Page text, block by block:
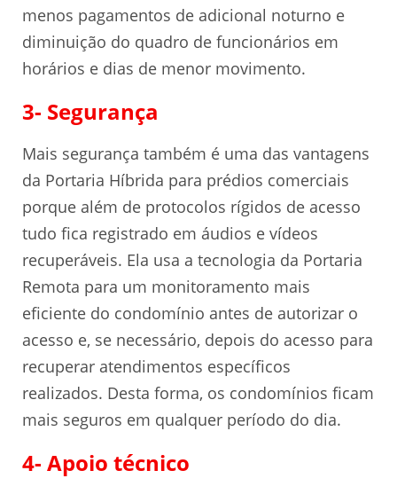
menos pagamentos de adicional noturno e
diminuição do quadro de funcionários em
horários e dias de menor movimento.
3- Segurança
Mais segurança também é uma das vantagens
da Portaria Híbrida para prédios comerciais
porque além de protocolos rígidos de acesso
tudo fica registrado em áudios e vídeos
recuperáveis. Ela usa a tecnologia da Portaria
Remota para um monitoramento mais
eficiente do condomínio antes de autorizar o
acesso e, se necessário, depois do acesso para
recuperar atendimentos específicos
realizados. Desta forma, os condomínios ficam
mais seguros em qualquer período do dia.
4- Apoio técnico